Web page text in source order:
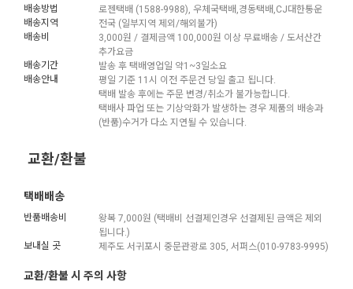
배송방법
로젠택배 (1588-9988), 우체국택배,경동택배,CJ대한통운
배송지역
전국 (일부지역 제외/해외불가)
배송비
3,000원 / 결제금액 100,000원 이상 무료배송 / 도서산간
추가요금
배송기간
발송 후 택배영업일 약1~3일소요
배송안내
평일 기준 11시 이전 주문건 당일 출고 됩니다.
택배 발송 후에는 주문 변경/취소가 불가능합니다.
택배사 파업 또는 기상악화가 발생하는 경우 제품의 배송과
(반품)수거가 다소 지연될 수 있습니다.
교환/환불
택배배송
반품배송비
왕복 7,000원 (택배비 선결제인경우 선결제된 금액은 제외
됩니다.)
보내실 곳
제주도 서귀포시 중문관광로 305, 서퍼스(010-9783-9995)
교환/환불 시 주의 사항